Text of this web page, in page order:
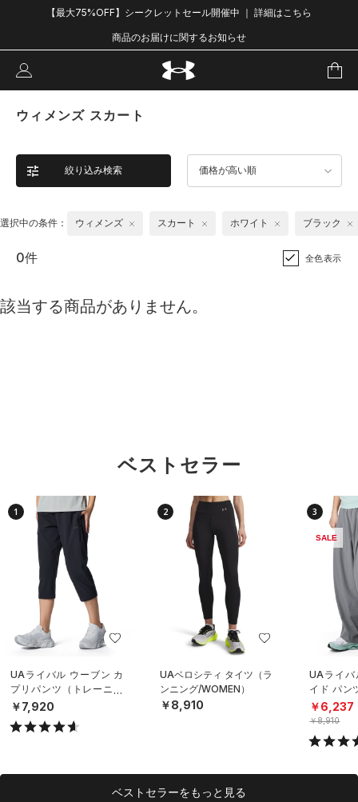
【最大75%OFF】シークレットセール開催中 ｜ 詳細はこちら
商品のお届けに関するお知らせ
ウィメンズ スカート
絞り込み検索 価格が高い順
選択中の条件： ウィメンズ スカート ホワイト ブラック
0件 全色表示
該当する商品がありません。
ベストセラー
1
UAライバル ウーブン カ
プリパンツ（トレーニン
グ/WOMEN）
￥7,920
2
UAベロシティ タイツ（ラ
ンニング/WOMEN）
￥8,910
3
SALE
UAライバ
イド パン
イル/
￥6,237
￥8,910
ベストセラーをもっと見る